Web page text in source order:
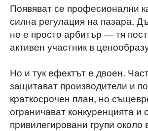
Появяват се професионални
силна регулация на пазара.
не е просто арбитър — тя
активен участник в
Но и тук ефектът е двоен.
защитават производители и
краткосрочен план, но
ограничават конкуренцията и
привилегировани групи около